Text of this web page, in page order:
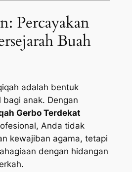
Percayakan
Buah
adalah bentuk
anak. Dengan
Gerbo Terdekat
Anda tidak
kewajiban agama, tetapi
dengan hidangan